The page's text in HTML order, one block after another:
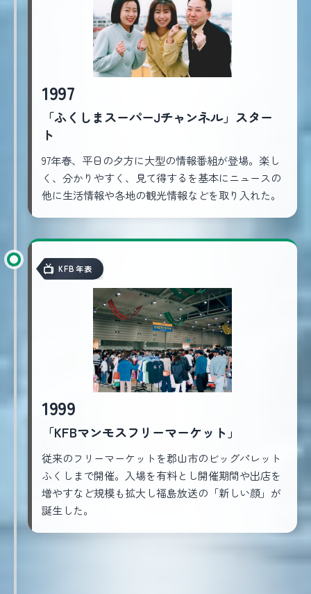
1997
「ふくしまスーパーJチャンネル」スター
ト
97年春、平日の夕方に大型の情報番組が登場。楽し
く、分かりやすく、見て得するを基本にニュースの
他に生活情報や各地の観光情報などを取り入れた。
KFB年表
1999
「KFBマンモスフリーマーケット」
従来のフリーマーケットを郡山市のビッグパレット
ふくしまで開催。入場を有料とし開催期間や出店を
増やすなど規模も拡大し福島放送の「新しい顔」が
誕生した。